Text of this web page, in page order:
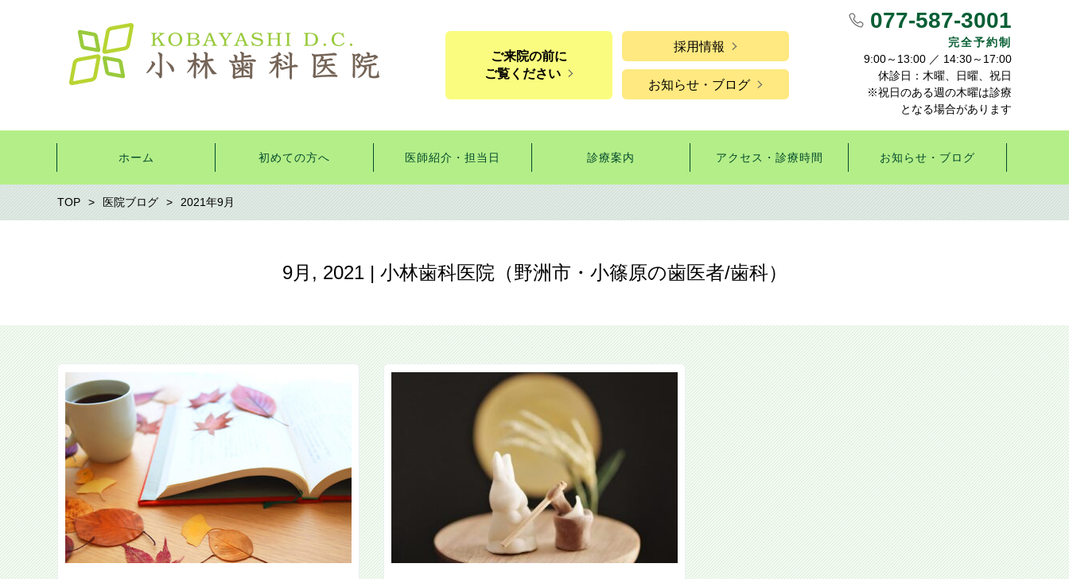
ご来院の前に
ご覧ください
採用情報
お知らせ・ブログ
077-587-3001
完全予約制
9:00～13:00 ／ 14:30～17:00
休診日：木曜、日曜、祝日
※祝日のある週の木曜は診療
となる場合があります
ホーム 初めての方へ 医師紹介・担当日 診療案内 アクセス・診療時間 お知らせ・ブログ
TOP 医院ブログ 2021年9月
9月, 2021 | 小林歯科医院（野洲市・小篠原の歯医者/歯科）